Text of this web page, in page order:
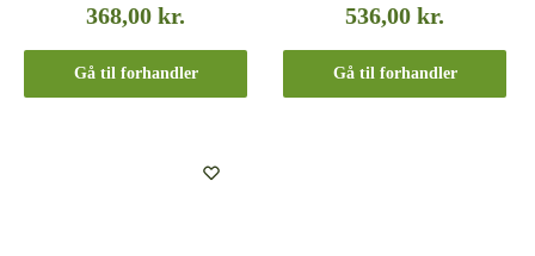
368,00kr.
Gå til forhandler
536,00kr.
Gå til forhandler